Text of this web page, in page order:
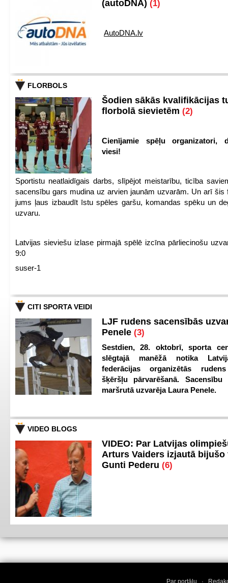
(autoDNA) (1)
AutoDNA.lv
FLORBOLS
Šodien sākās kvalifikācijas
florbolā sievietēm (2)
Cienījamie spēļu organizatori,
viesi!
Sportistu neatlaidīgais darbs, slīpējot meistarību, ticība
sacensību gars mudina uz arvien jaunām uzvarām. Un arī šis
jums ļaus izbaudīt īstu spēles garšu, komandas spēku un
uzvaru.
Latvijas sieviešu izlase pirmajā spēlē izcīna pārliecinošu
9:0
suser-1
CITI SPORTA VEIDI
LJF rudens sacensībās
Penele (3)
Sestdien, 28. oktobrī, sporta
slēgtajā manēžā notika
federācijas organizētās
šķēršļu pārvarēšanā. Sacensību
maršrutā uzvarēja Laura Penele.
VIDEO BLOGS
VIDEO: Par Latvijas
Arturs Vaiders izjautā bijušo
Gunti Pederu (6)
Par portālu ·